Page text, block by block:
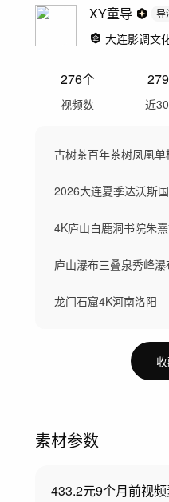
XY童导 导
大连影调文
276个
视频数 近
古树茶百年茶树凤凰
4K庐山白鹿洞书院朱
龙门石窟4K河南洛阳
素材参数
433.2元9个月前视